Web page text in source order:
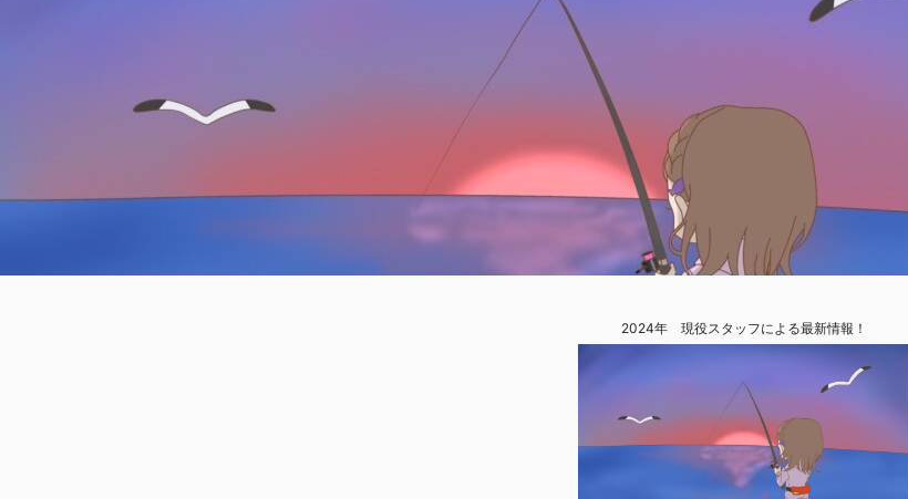
2024年 現役スタッフによる最新情報！